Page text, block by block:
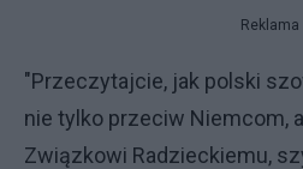
Reklama
"Przeczytajcie, jak polski
nie tylko przeciw Niemcom,
Związkowi Radzieckiemu,